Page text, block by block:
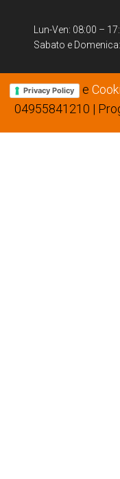
Lun-Ven: 08:00 –
Sabato e
Privacy Policy e
04955841210 |